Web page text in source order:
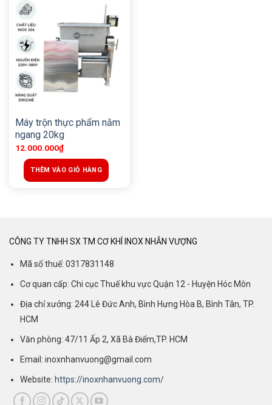
Máy trộn thực phẩm nằm
ngang 20kg
12.000.000₫
THÊM VÀO GIỎ HÀNG
CÔNG TY TNHH SX TM CƠ KHÍ INOX NHẪN VƯỢNG
Mã số thuế: 0317831148
Cơ quan cấp: Chi cục Thuế khu vực Quận 12 - Huyện Hóc Môn
Địa chỉ xưởng: 244 Lê Đức Anh, Bình Hưng Hòa B, Bình Tân, TP.
HCM
Văn phòng: 47/11 Ấp 2, Xã Bà Điểm,TP. HCM
Email: inoxnhanvuong@gmail.com
Website: https://inoxnhanvuong.com/